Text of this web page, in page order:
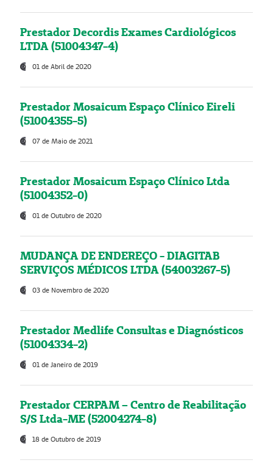
Prestador Decordis Exames Cardiológicos
LTDA (51004347-4)
01 de Abril de 2020
Prestador Mosaicum Espaço Clínico Eireli
(51004355-5)
07 de Maio de 2021
Prestador Mosaicum Espaço Clínico Ltda
(51004352-0)
01 de Outubro de 2020
MUDANÇA DE ENDEREÇO - DIAGITAB
SERVIÇOS MÉDICOS LTDA (54003267-5)
03 de Novembro de 2020
Prestador Medlife Consultas e Diagnósticos
(51004334-2)
01 de Janeiro de 2019
Prestador CERPAM – Centro de Reabilitação
S/S Ltda-ME (52004274-8)
18 de Outubro de 2019